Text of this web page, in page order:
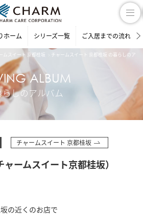
ホーム シリーズ一覧 ご入居までの流れ
ムスイート 京都桂坂 チャームスイート 京都桂坂 の暮らしのアル
ALBUM
らしのアルバム
チャームスイート 京都桂坂
ームスイート京都桂坂）
の近くのお店で